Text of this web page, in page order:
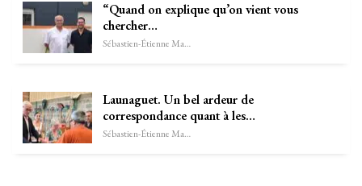
“Quand on explique qu’on vient vous
chercher…
Sébastien-Étienne Marechal
Launaguet. Un bel ardeur de
correspondance quant à les…
Sébastien-Étienne Marechal